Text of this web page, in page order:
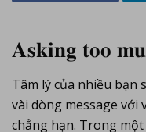
𝐀𝐬𝐤𝐢𝐧𝐠 𝐭𝐨𝐨
Tâm lý của nhiều bạn
vài dòng message với
chẳng hạn. Trong